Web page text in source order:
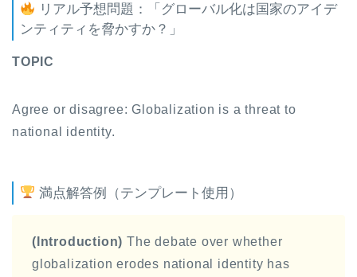
リアル予想問題：「グローバル化は国家のアイデ
ンティティを脅かすか？」
TOPIC
Agree or disagree: Globalization is a threat to
national identity.
満点解答例（テンプレート使用）
(Introduction) The debate over whether
globalization erodes national identity has